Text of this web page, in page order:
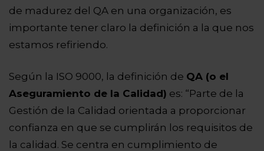
de madurez del QA en una organización, es
importante tener claro la definición a la que nos
estamos refiriendo.
Según la ISO 9000, la definición de QA (o el
Aseguramiento de la Calidad) es: “Parte de la
Gestión de la Calidad orientada a proporcionar
confianza en que se cumplirán los requisitos de
la calidad. Se centra en cumplimiento de